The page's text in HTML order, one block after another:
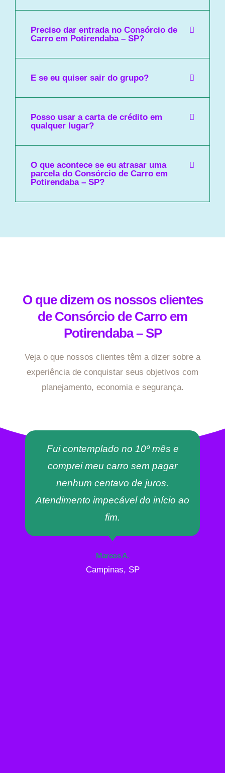
Preciso dar entrada no Consórcio de
Carro em Potirendaba – SP?
E se eu quiser sair do grupo?
Posso usar a carta de crédito em
qualquer lugar?
O que acontece se eu atrasar uma
parcela do Consórcio de Carro em
Potirendaba – SP?
O que dizem os nossos clientes
de Consórcio de Carro em
Potirendaba – SP
Veja o que nossos clientes têm a dizer sobre a
experiência de conquistar seus objetivos com
planejamento, economia e segurança.
Fui contemplado no 10º mês e
comprei meu carro sem pagar
nenhum centavo de juros.
Atendimento impecável do início ao
fim.
Marcos A.
Campinas, SP